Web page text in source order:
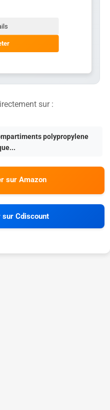
sur :
polypropylene
sur Amazon
sur Cdiscount